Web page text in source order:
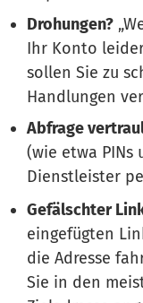
Drohungen?
Ihr Konto leider
sollen Sie zu
Handlungen
Abfrage
(wie etwa PINs
Dienstleister
Gefälschter
eingefügten
die Adresse
Sie in den